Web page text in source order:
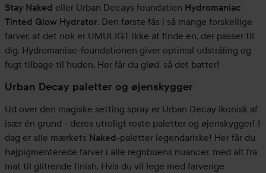
Stay Naked eller Urban Decays foundation Hydromaniac
Tinted Glow Hydrator. Den første fås i så mange forskellige
farver, at det nok er UMULIGT ikke at finde en, der passer til
dig. Hydromaniac-foundationen giver optimal udstråling og
fugt tilbage til huden. Her får du glød, så det batter!
Urban Decay paletter og øjenskygger
Ud over den magiske setting spray er Urban Decay ikonisk af
især én grund - deres utroligt roste paletter og øjenskygger! I
dag er alle mærkets Naked-paletter legendariske! Her får du
højpigmenterede farver i alle regnbuens nuancer, med alt fra
mat til glitrende finish. Hvis du vil lege med farverige